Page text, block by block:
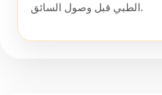
الطبي قبل وصول السائق.